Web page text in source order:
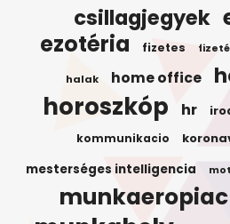
csillagjegyek
ezotéria fizetes
halak home office
horoszkóp hr
kommunikacio
mesterséges intelligencia
munkaeropiac